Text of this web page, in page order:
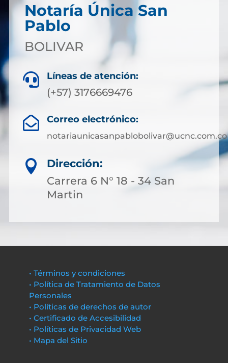
Notaría Única San
Pablo
BOLIVAR
 Líneas de atención:
(+57) 3176669476
 Correo electrónico:
notariaunicasanpablobolivar@ucnc.com.co

Dirección:
Carrera 6 N° 18 - 34 San
Martin
• Términos y condiciones
• Política de Tratamiento de Datos
Personales
• Políticas de derechos de autor
• Certificado de Accesibilidad
• Políticas de Privacidad Web
• Mapa del Sitio